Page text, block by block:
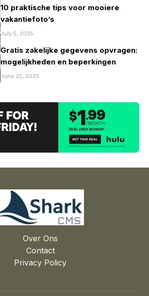
10 praktische tips voor mooiere
vakantiefoto’s
July 5, 2025
Gratis zakelijke gegevens opvragen:
mogelijkheden en beperkingen
June 25, 2025
Over Ons
Contact
Privacy Policy